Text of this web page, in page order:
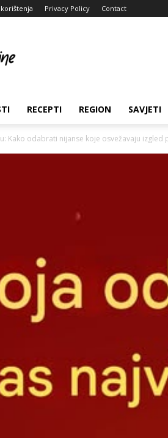
Privacy Policy Contact
RECEPTI REGION SAVJETI
Kako odabrati nijanse koje osvežavaju izgled